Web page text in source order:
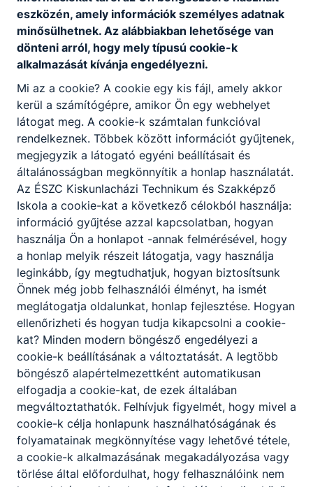
2026. február 24-én a 12. B osztály Lepp Krisztina és
Limbekné Szalay Edina tanárnők kíséretében látogatást
tett Budapesten, a Málenkij Robot Emlékhelyen a
kommunista áldozatok emléknapjához köthetően.
2026. febr. 23. Lepp Krisztina
Partnereink
eszközén, amely információk személyes adatnak
minősülhetnek. Az alábbiakban lehetősége van
dönteni arról, hogy mely típusú cookie-k
alkalmazását kívánja engedélyezni.
Mi az a cookie? A cookie egy kis fájl, amely akkor
kerül a számítógépre, amikor Ön egy webhelyet
látogat meg. A cookie-k számtalan funkcióval
rendelkeznek. Többek között információt gyűjtenek,
megjegyzik a látogató egyéni beállításait és
általánosságban megkönnyítik a honlap használatát.
Az ÉSZC Kiskunlacházi Technikum és Szakképző
Iskola a cookie-kat a következő célokból használja:
információ gyűjtése azzal kapcsolatban, hogyan
használja Ön a honlapot -annak felmérésével, hogy
a honlap melyik részeit látogatja, vagy használja
leginkább, így megtudhatjuk, hogyan biztosítsunk
Önnek még jobb felhasználói élményt, ha ismét
meglátogatja oldalunkat, honlap fejlesztése. Hogyan
ellenőrizheti és hogyan tudja kikapcsolni a cookie-
kat? Minden modern böngésző engedélyezi a
cookie-k beállításának a változtatását. A legtöbb
böngésző alapértelmezettként automatikusan
elfogadja a cookie-kat, de ezek általában
megváltoztathatók. Felhívjuk figyelmét, hogy mivel a
cookie-k célja honlapunk használhatóságának és
folyamatainak megkönnyítése vagy lehetővé tétele,
a cookie-k alkalmazásának megakadályozása vagy
törlése által előfordulhat, hogy felhasználóink nem